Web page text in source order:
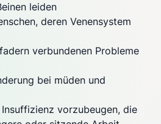
leiden
deren Venensystem
verbundenen Probleme
bei müden und
vorzubeugen, die